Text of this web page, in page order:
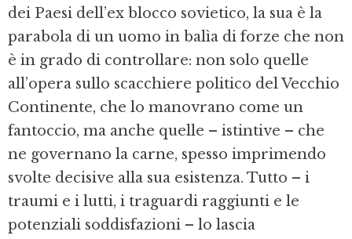
dei Paesi dell’ex blocco sovietico, la sua è la
parabola di un uomo in balìa di forze che non
è in grado di controllare: non solo quelle
all’opera sullo scacchiere politico del Vecchio
Continente, che lo manovrano come un
fantoccio, ma anche quelle – istintive – che
ne governano la carne, spesso imprimendo
svolte decisive alla sua esistenza. Tutto – i
traumi e i lutti, i traguardi raggiunti e le
potenziali soddisfazioni – lo lascia